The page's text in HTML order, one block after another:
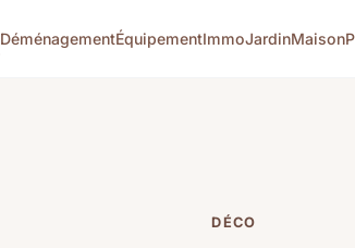
DéménagementÉquipementImmoJardinMaison
DÉCO